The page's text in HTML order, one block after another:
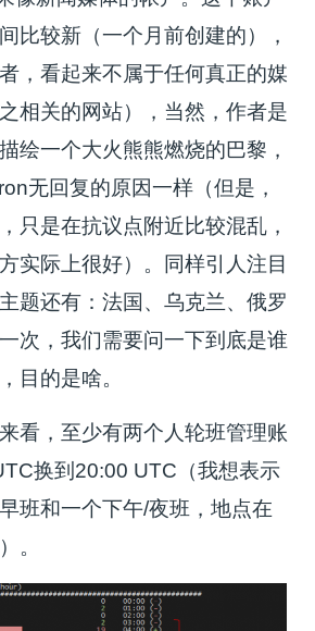
比较新（一个月前创建的），
，看起来不属于任何真正的媒
相关的网站），当然，作者是
绘一个大火熊熊燃烧的巴黎，
无回复的原因一样（但是，
只是在抗议点附近比较混乱，
实际上很好）。同样引人注目
题还有：法国、乌克兰、俄罗
次，我们需要问一下到底是谁
目的是啥。
看，至少有两个人轮班管理账
换到20:00 UTC（我想表示
班和一个下午/夜班，地点在
。